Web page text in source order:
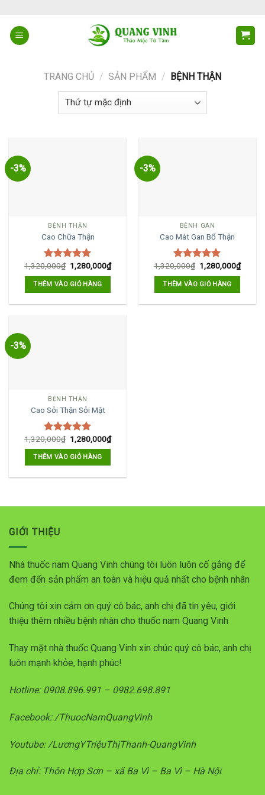
content
TRANG CHỦ / SẢN PHẨM / BỆNH THẬN
-3%
BỆNH THẬN
Cao Chữa Thận
Được xếp
hạng5.00
5 sao
1,320,000₫ 1,280,000₫
THÊM VÀO GIỎ HÀNG
-3%
BỆNH GAN
Cao Mát Gan Bổ Thận
Được xếp
hạng5.00
5 sao
1,320,000₫ 1,280,000₫
THÊM VÀO GIỎ HÀNG
-3%
BỆNH THẬN
Cao Sỏi Thận Sỏi Mật
Được xếp
hạng5.00
5 sao
1,320,000₫ 1,280,000₫
THÊM VÀO GIỎ HÀNG
GIỚI THIỆU
Nhà thuốc nam Quang Vinh chúng tôi luôn luôn cố gắng để
đem đến sản phẩm an toàn và hiệu quả nhất cho bệnh nhân
Chúng tôi xin cảm ơn quý cô bác, anh chị đã tin yêu, giới
thiệu thêm nhiều bệnh nhân cho thuốc nam Quang Vinh
Thay mặt nhà thuốc Quang Vinh xin chúc quý cô bác, anh chị
luôn mạnh khỏe, hạnh phúc!
Hotline: 0908.896.991 – 0982.698.891
Facebook: /ThuocNamQuangVinh
Youtube: /LươngYTriệuThịThanh-QuangVinh
Địa chỉ: Thôn Hợp Sơn – xã Ba Vì – Ba Vì – Hà Nội